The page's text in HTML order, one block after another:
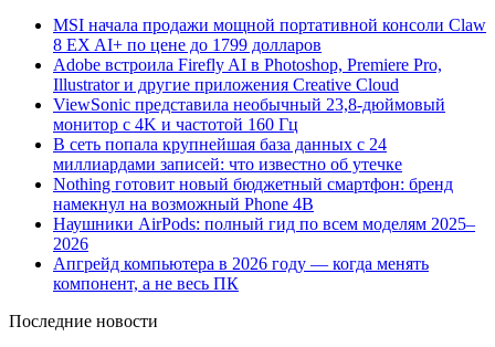
MSI начала продажи мощной портативной консоли Claw
8 EX AI+ по цене до 1799 долларов
Adobe встроила Firefly AI в Photoshop, Premiere Pro,
Illustrator и другие приложения Creative Cloud
ViewSonic представила необычный 23,8-дюймовый
монитор с 4K и частотой 160 Гц
В сеть попала крупнейшая база данных с 24
миллиардами записей: что известно об утечке
Nothing готовит новый бюджетный смартфон: бренд
намекнул на возможный Phone 4B
Наушники AirPods: полный гид по всем моделям 2025–
2026
Апгрейд компьютера в 2026 году — когда менять
компонент, а не весь ПК
Последние новости